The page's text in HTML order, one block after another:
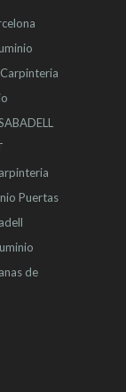
Carpinteria
Puertas
de